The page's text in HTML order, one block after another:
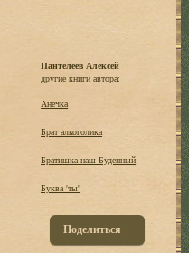
Пантелеев Алексей
другие книги автора:
Анечка
Брат алкоголика
Братишка наш Буденный
Буква 'ты'
Поделиться